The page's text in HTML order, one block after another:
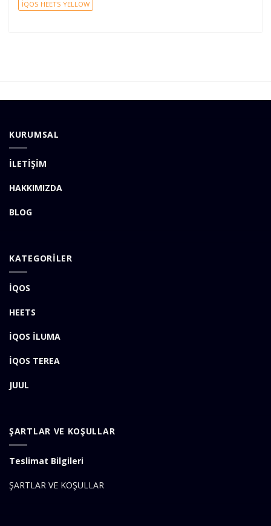
İQOS HEETS YELLOW
KURUMSAL
İLETİŞİM
HAKKIMIZDA
BLOG
KATEGORİLER
İQOS
HEETS
İQOS İLUMA
İQOS TEREA
JUUL
ŞARTLAR VE KOŞULLAR
Teslimat Bilgileri
ŞARTLAR VE KOŞULLAR